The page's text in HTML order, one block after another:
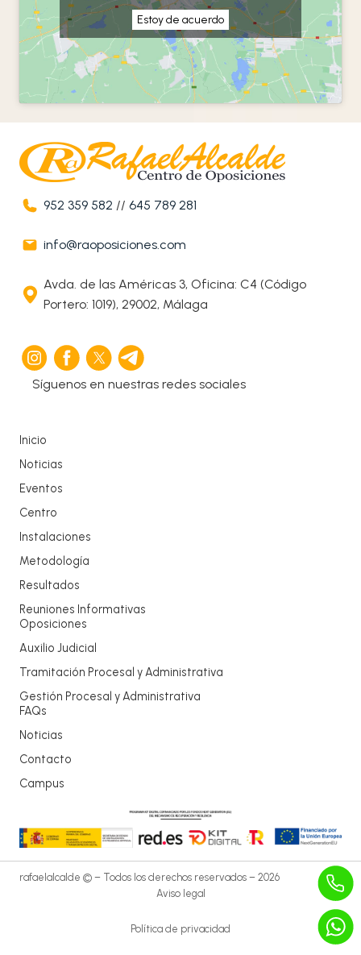
Estoy de acuerdo
952 359 582 //645 789 281
info@raoposiciones.com
Avda. de las Américas 3, Oficina: C4 (Código
Portero: 1019), 29002, Málaga
Síguenos en nuestras redes sociales
Inicio
Noticias
Eventos
Centro
Instalaciones
Metodología
Resultados
Reuniones Informativas
Oposiciones
Auxilio Judicial
Tramitación Procesal y Administrativa
Gestión Procesal y Administrativa
FAQs
Noticias
Contacto
Campus
rafaelalcalde © – Todos los derechos reservados – 2026
Aviso legal
Política de privacidad